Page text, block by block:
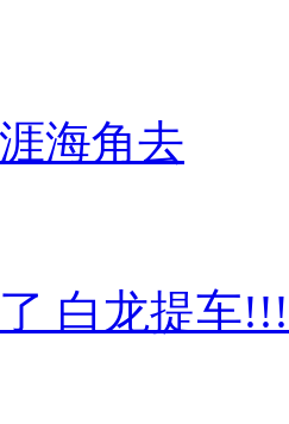
海角去
白龙提车